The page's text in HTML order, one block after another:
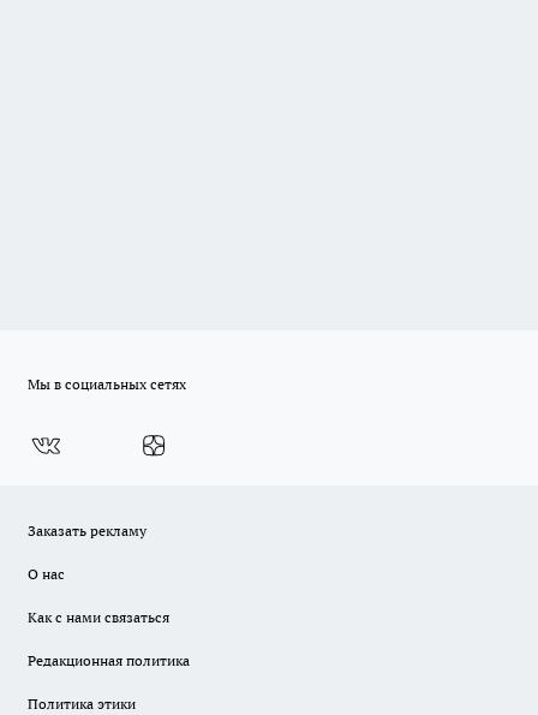
Мы в социальных сетях
Заказать рекламу
О нас
Как с нами связаться
Редакционная политика
Политика этики